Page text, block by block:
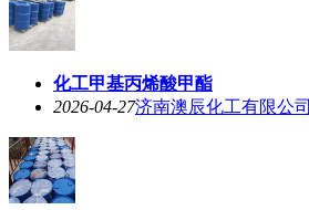
化工甲基丙烯酸甲酯
2026-04-27济南澳辰化工有限公司